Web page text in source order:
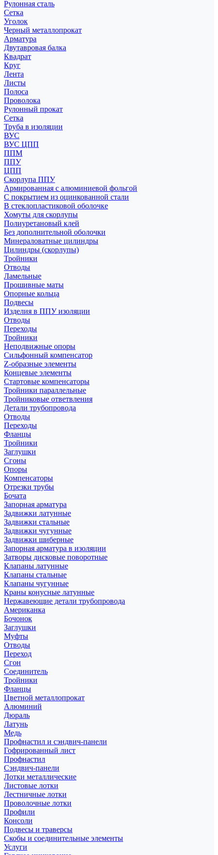
Рулонная сталь
Сетка
Уголок
Черный металлопрокат
Арматура
Двутавровая балка
Квадрат
Круг
Лента
Листы
Полоса
Проволока
Рулонный прокат
Сетка
Труба в изоляции
ВУС
ВУС ЦПП
ППМ
ППУ
ЦПП
Скорлупа ППУ
Армированная с алюминиевой фольгой
С покрытием из оцинкованной стали
В стеклопластиковой оболочке
Хомуты для скорлупы
Полиуретановый клей
Без дополнительной оболочки
Минераловатные цилиндры
Цилиндры (скорлупы)
Тройники
Отводы
Ламельные
Прошивные маты
Опорные кольца
Подвесы
Изделия в ППУ изоляции
Отводы
Переходы
Тройники
Неподвижные опоры
Cильфонный компенсатор
Z-образные элементы
Концевые элементы
Стартовые компенсаторы
Тройники параллельные
Тройниковые ответвления
Детали трубопровода
Отводы
Переходы
Фланцы
Тройники
Заглушки
Сгоны
Опоры
Компенсаторы
Отрезки трубы
Бочата
Запорная арматура
Задвижки латунные
Задвижки стальные
Задвижки чугунные
Задвижки шиберные
Запорная арматура в изоляции
Затворы дисковые поворотные
Клапаны латунные
Клапаны стальные
Клапаны чугунные
Краны конусные латунные
Нержавеющие детали трубопровода
Американка
Бочонок
Заглушки
Муфты
Отводы
Переход
Сгон
Соединитель
Тройники
Фланцы
Цветной металлопрокат
Алюминий
Дюраль
Латунь
Медь
Профнастил и сэндвич-панели
Гофрированный лист
Профнастил
Сэндвич-панели
Лотки металлические
Листовые лотки
Лестничные лотки
Проволочные лотки
Профили
Консоли
Подвесы и траверсы
Скобы и соединительные элементы
Услуги